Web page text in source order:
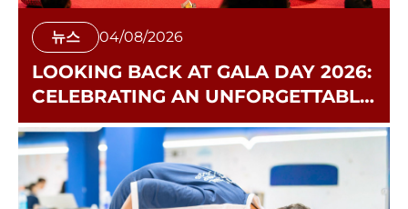
뉴스 04/08/2026
LOOKING BACK AT GALA DAY 2026:
CELEBRATING AN UNFORGETTABLE
SUMMER AT CISS